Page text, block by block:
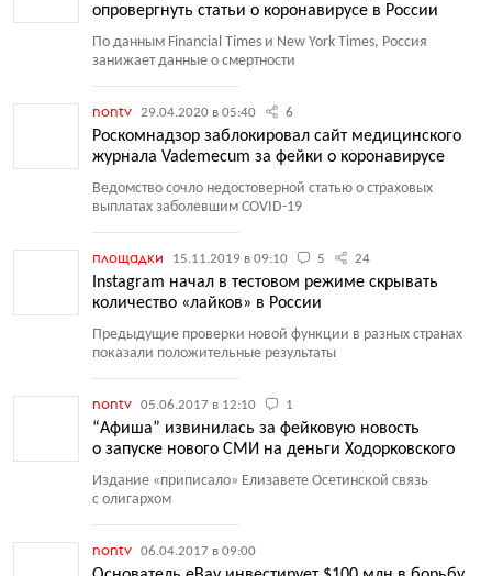
опровергнуть статьи о коронавирусе в России
По данным Financial Times и New York Times, Россия
занижает данные о смертности
nontv 29.04.2020 в 05:40 6
Роскомнадзор заблокировал сайт медицинского
журнала Vademecum за фейки о коронавирусе
Ведомство сочло недостоверной статью о страховых
выплатах заболевшим COVID-19
площадки 15.11.2019 в 09:10 5 24
Instagram начал в тестовом режиме скрывать
количество «лайков» в России
Предыдущие проверки новой функции в разных странах
показали положительные результаты
nontv 05.06.2017 в 12:10 1
“Афиша” извинилась за фейковую новость
о запуске нового СМИ на деньги Ходорковского
Издание «приписало» Елизавете Осетинской связь
с олигархом
nontv 06.04.2017 в 09:00